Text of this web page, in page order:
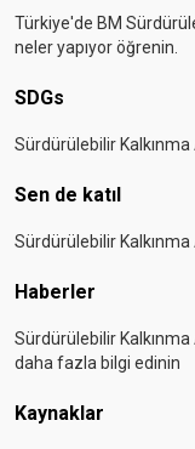
Türkiye'de BM
neler yapıyor öğrenin.
SDGs
Sürdürülebilir Kalkınma
Sen de katıl
Sürdürülebilir
Haberler
Sürdürülebilir Kalkınma
daha fazla bilgi edinin
Kaynaklar